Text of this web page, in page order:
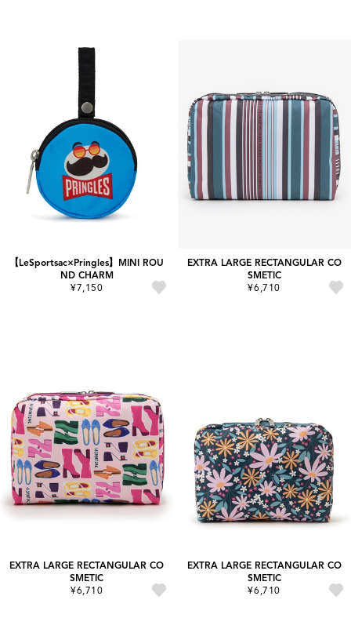
【LeSportsac×Pringles】MINI ROU
ND CHARM
¥7,150
EXTRA LARGE RECTANGULAR CO
SMETIC
¥6,710
EXTRA LARGE RECTANGULAR CO
SMETIC
¥6,710
EXTRA LARGE RECTANGULAR CO
SMETIC
¥6,710